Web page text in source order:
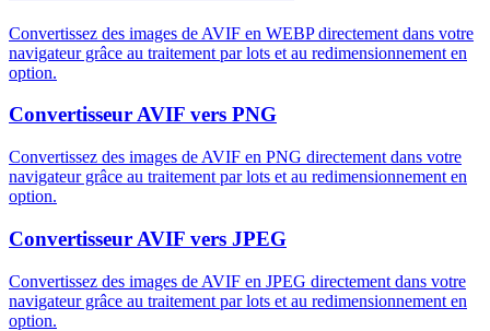
Convertissez des images de AVIF en WEBP directement dans votre
navigateur grâce au traitement par lots et au redimensionnement en
option.
Convertisseur AVIF vers PNG
Convertissez des images de AVIF en PNG directement dans votre
navigateur grâce au traitement par lots et au redimensionnement en
option.
Convertisseur AVIF vers JPEG
Convertissez des images de AVIF en JPEG directement dans votre
navigateur grâce au traitement par lots et au redimensionnement en
option.